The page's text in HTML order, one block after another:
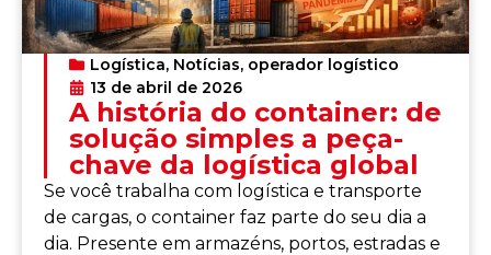
Logística, Notícias, operador logístico
13 de abril de 2026
A história do container: de
solução simples a peça-
chave da logística global
Se você trabalha com logística e transporte
de cargas, o container faz parte do seu dia a
dia. Presente em armazéns, portos, estradas e